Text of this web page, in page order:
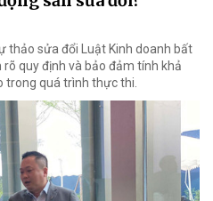
thảo sửa đổi Luật Kinh doanh bất
quy định và bảo đảm tính khả
trong quá trình thực thi.